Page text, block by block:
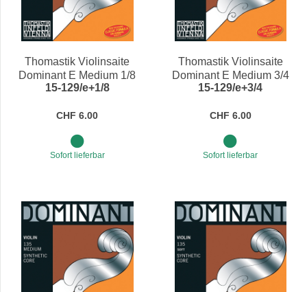
Thomastik Violinsaite
Dominant E Medium 1/8
15-129/e+1/8
CHF 6.00
Sofort lieferbar
Thomastik Violinsaite
Dominant E Medium 3/4
15-129/e+3/4
CHF 6.00
Sofort lieferbar